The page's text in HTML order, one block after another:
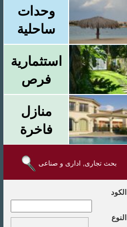
وحدات
ساحلية
استثمارية
فرص
منازل
فاخرة
بحث تجارى, ادارى و صناعى
الكود
النوع